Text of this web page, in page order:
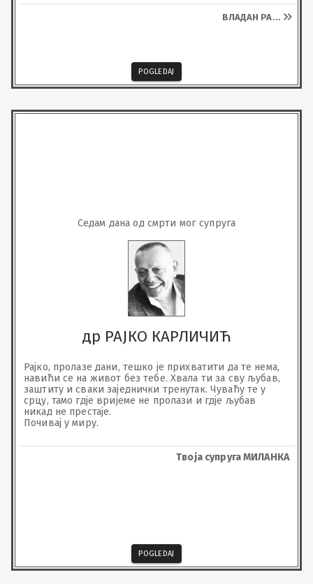
ВЛАДАН РА...
POGLEDAJ
Седам дана од смрти мог супруга
др РАЈКО КАРЛИЧИЋ
Рајко, пролазе дани, тешко је прихватити да те нема,
навићи се на живот без тебе. Хвала ти за сву љубав,
заштиту и сваки заједнички тренутак. Чуваћу те у
срцу, тамо гдје вријеме не пролази и гдје љубав
никад не престаје.
Почивај у миру.
Твоја супруга МИЛАНКА
POGLEDAJ